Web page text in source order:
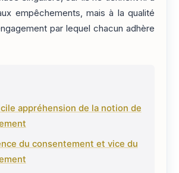
empêchements, mais à la qualité
par lequel chacun adhère
appréhension de la notion de
du consentement et vice du